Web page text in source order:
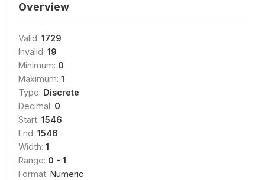
Overview
Valid: 1729
Invalid: 19
Minimum: 0
Maximum: 1
Type: Discrete
Decimal: 0
Start: 1546
End: 1546
Width: 1
Range: 0 - 1
Format: Numeric